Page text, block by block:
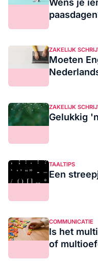
Wens je
ZAKELIJK
Moeten
ZAKELIJK
Gelukkig
TAALTIPS
Een
COMMUNICATIE
Is het
of